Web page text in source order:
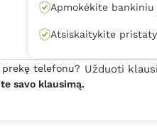
Apmokėkite bankiniu
Atsiskaitykite
telefonu?
savo klausimą.
Užduoti